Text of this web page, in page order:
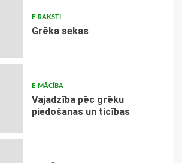
E-RAKSTI
Grēka sekas
E-MĀCĪBA
Vajadzība pēc grēku
piedošanas un ticības